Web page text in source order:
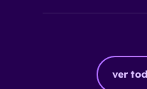
ver